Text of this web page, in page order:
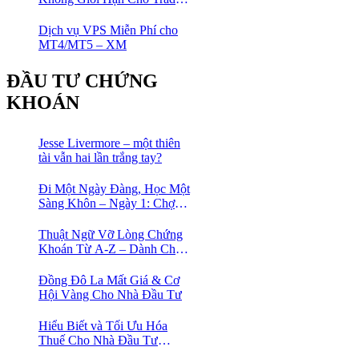
Dịch vụ VPS Miễn Phí cho
MT4/MT5 – XM
ĐẦU TƯ CHỨNG
KHOÁN
Jesse Livermore – một thiên
tài vẫn hai lần trắng tay?
Đi Một Ngày Đàng, Học Một
Sàng Khôn – Ngày 1: Chợ
Thuật Ngữ Vỡ Lòng Chứng
Khoán Từ A-Z – Dành Cho
Đồng Đô La Mất Giá & Cơ
Hội Vàng Cho Nhà Đầu Tư
Hiểu Biết và Tối Ưu Hóa
Thuế Cho Nhà Đầu Tư